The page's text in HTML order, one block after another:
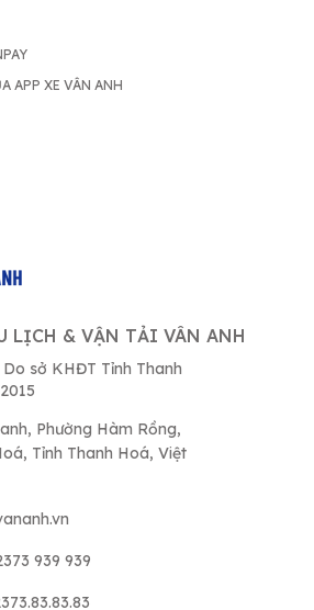
APP XE VÂN ANH
LỊCH & VẬN TẢI VÂN ANH
sở KHĐT Tỉnh Thanh
Phường Hàm Rồng,
Tỉnh Thanh Hoá, Việt
939 939